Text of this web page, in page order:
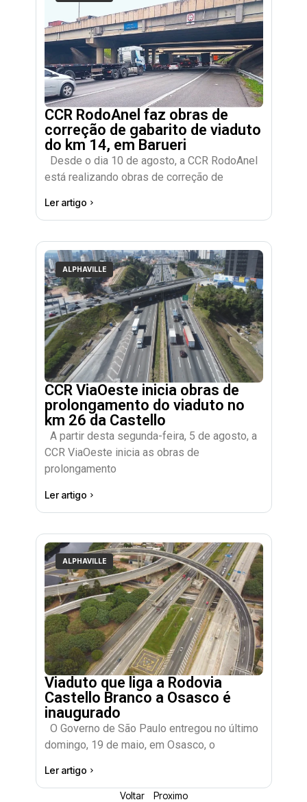
CCR RodoAnel faz obras de
correção de gabarito de viaduto
do km 14, em Barueri
Desde o dia 10 de agosto, a CCR RodoAnel
está realizando obras de correção de
Ler artigo
ALPHAVILLE
CCR ViaOeste inicia obras de
prolongamento do viaduto no
km 26 da Castello
A partir desta segunda-feira, 5 de agosto, a
CCR ViaOeste inicia as obras de
prolongamento
Ler artigo
ALPHAVILLE
Viaduto que liga a Rodovia
Castello Branco a Osasco é
inaugurado
O Governo de São Paulo entregou no último
domingo, 19 de maio, em Osasco, o
Ler artigo
Voltar Proximo